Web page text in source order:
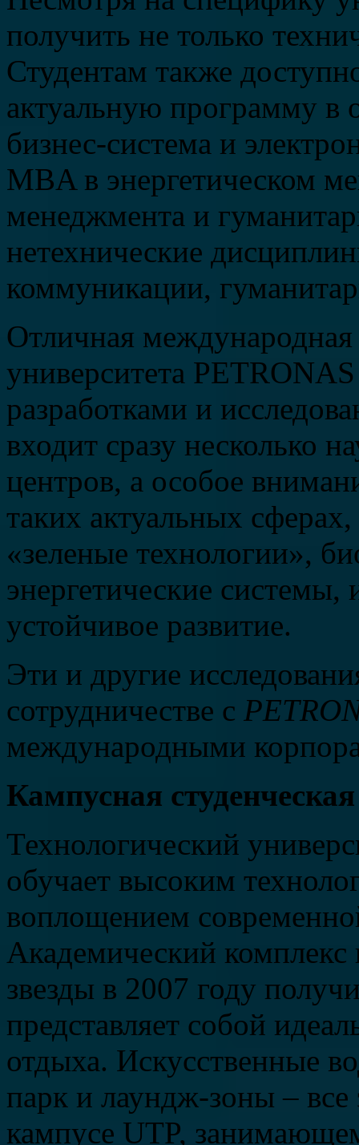
получить не только
Студентам также
актуальную программу
бизнес-система и
MBA в энергетическом
менеджмента и
нетехнические
коммуникации,
Отличная международная
университета
разработками и
входит сразу несколько
центров, а особое
таких актуальных
«зеленые технологии»,
энергетические системы,
устойчивое развитие.
Эти и другие
сотрудничестве с
международными
Кампусная
Технологический
обучает высоким
воплощением
Академический
звезды в 2007 году
представляет собой
отдыха. Искусственные
парк и лаундж-зоны – все
кампусе UTP,